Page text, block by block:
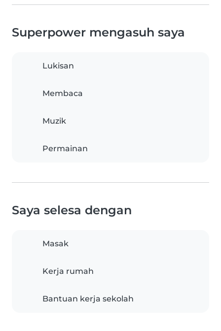
Superpower mengasuh saya
Lukisan
Membaca
Muzik
Permainan
Saya selesa dengan
Masak
Kerja rumah
Bantuan kerja sekolah